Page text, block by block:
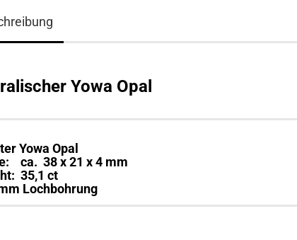
Yowa Opal
Yowa Opal
ca. 38 x 21 x 4 mm
35,1 ct
Lochbohrung